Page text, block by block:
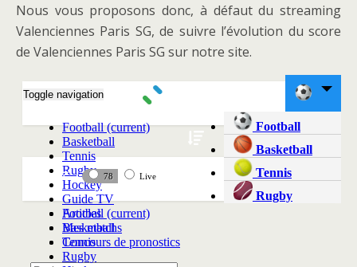
Nous vous proposons donc, à défaut du streaming
Valenciennes Paris SG, de suivre l’évolution du score
de Valenciennes Paris SG sur notre site.